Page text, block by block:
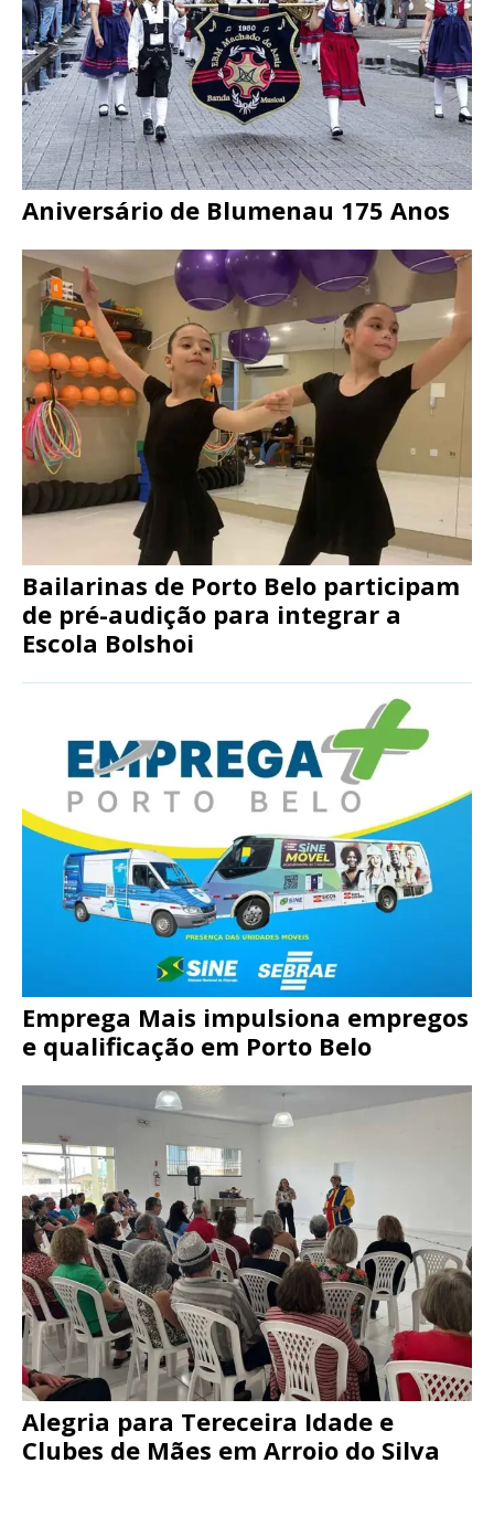
Aniversário de Blumenau 175 Anos
Bailarinas de Porto Belo participam
de pré-audição para integrar a
Escola Bolshoi
Emprega Mais impulsiona empregos
e qualificação em Porto Belo
Alegria para Tereceira Idade e
Clubes de Mães em Arroio do Silva